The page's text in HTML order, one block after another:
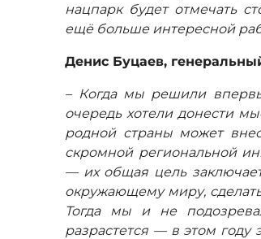
нацпарк будет отмечать
ещё больше интересной
Денис Буцаев,
– Когда мы решили
очередь хотели донести
родной страны может
скромной региональной
— их общая цель
окружающему миру,
Тогда мы и не
разрастется — в этом